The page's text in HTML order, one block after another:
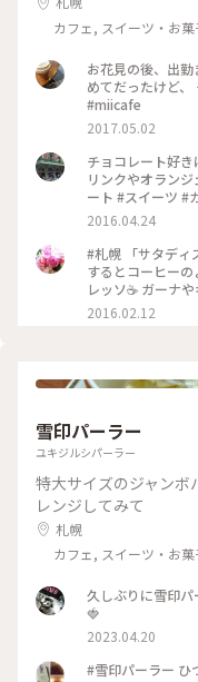
カフェ, スイーツ・お菓
お花見の後、出
めてだったけど
#miicafe
2017.05.02
チョコレート好
リンクやオラン
2016.04.24
#札幌 「サタディ
するとコーヒー
レッソ☕️ ガーナ
もらえる濃厚な
むごとに元気に
2016.02.12
雪印パーラー
ユキジルシパーラー
特大サイズのジャンボ
レンジしてみて
札幌
カフェ, スイーツ・お菓
久しぶりに雪印
🍓
2023.04.20
#雪